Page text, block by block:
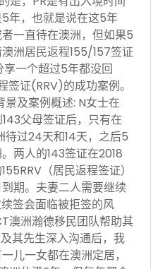
年，也就是说在这5年
一直待在澳洲，但如果5
洲居民返程155/157签证
享一个超过5年都没回
签证(RRV)的成功案例。
及案例概述: N女士在
父母签证后，只有在
待过24天和14天，之后5
两人的143签证在2018
（居民返程签证）
期。夫妻二人需要继续
签会面临被拒签的风
澳洲瀚德移民团队帮助其
其先生深入沟通后，我
儿一女都在澳洲定居，